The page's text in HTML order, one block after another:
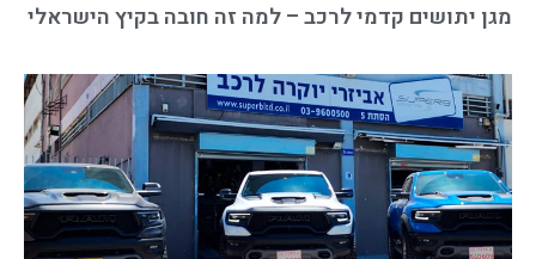
מגן יתושים קדמי לרכב – למה זה חובה בקיץ הישראלי